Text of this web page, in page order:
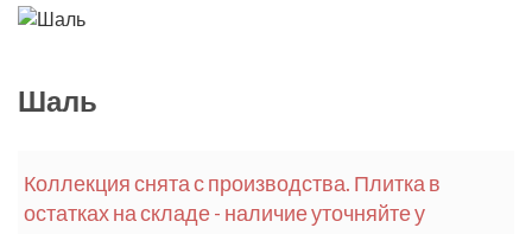
Шаль
Коллекция снята с производства. Плитка в
остатках на складе - наличие уточняйте у